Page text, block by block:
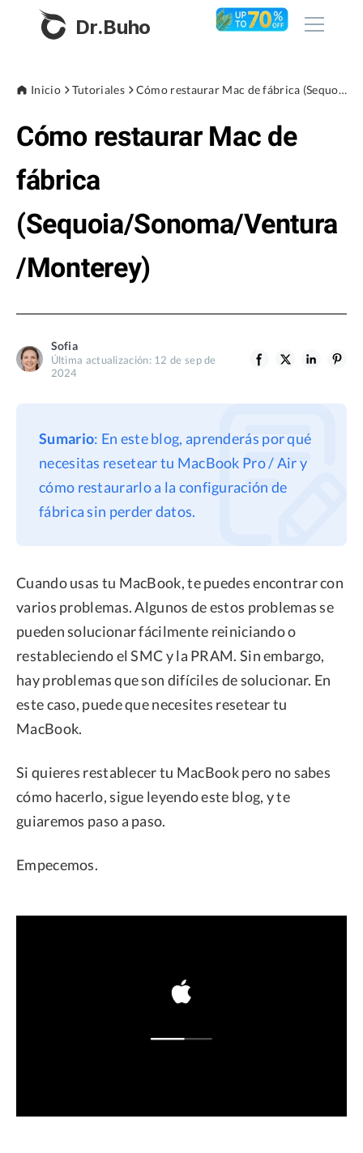
Dr.Buho
Productos
BuhoCleaner
BuhoRepair
BuhoNTFS
BuhoLaunchpad
Tienda
Blog
Asistencia
Politica de Reembolso
Inicio Tutoriales Cómo restaurar Mac de fábrica (Sequoia/Sonoma/Ventura/Monterey)
Cómo restaurar Mac de
fábrica
(Sequoia/Sonoma/Ventura
/Monterey)
Sofia
Última actualización: 12 de sep de
2024
Sumario: En este blog, aprenderás por qué
necesitas resetear tu MacBook Pro / Air y
cómo restaurarlo a la configuración de
fábrica sin perder datos.
Cuando usas tu MacBook, te puedes encontrar con
varios problemas. Algunos de estos problemas se
pueden solucionar fácilmente reiniciando o
restableciendo el SMC y la PRAM. Sin embargo,
hay problemas que son difíciles de solucionar. En
este caso, puede que necesites resetear tu
MacBook.
Si quieres restablecer tu MacBook pero no sabes
cómo hacerlo, sigue leyendo este blog, y te
guiaremos paso a paso.
Empecemos.